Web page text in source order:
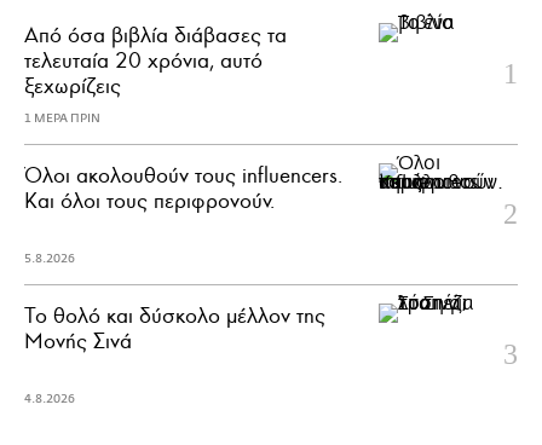
Από όσα βιβλία διάβασες τα
τελευταία 20 χρόνια, αυτό
ξεχωρίζεις
1 ΜΕΡΑ ΠΡΙΝ
Όλοι ακολουθούν τους influencers.
Και όλοι τους περιφρονούν.
5.8.2026
Το θολό και δύσκολο μέλλον της
Μονής Σινά
4.8.2026